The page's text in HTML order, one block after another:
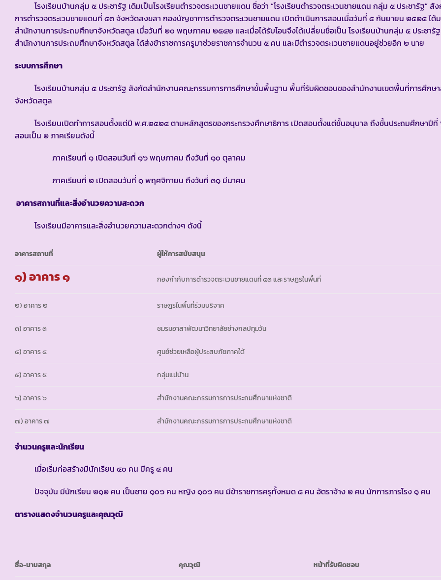
โรงเรียนบ้านกลุ่ม ๕ ประชารัฐ เดิมเป็นโรงเรียนตำรวจตระเวนชายแดน ชื่อว่า “โรงเรียนตำรวจตระเวนชายแดน กลุ่ม ๕ ประชารัฐ” สั
การตำรวจตระเวนชายแดนที่ ๔๓ จังหวัดสงขลา กองบัญชาการตำรวจตระเวนชายแดน เปิดดำเนินการสอนเมื่อวันที่ ๔ กันยายน ๒๕๒๔ ได้
สำนักงานการประถมศึกษาจังหวัดสตูล เมื่อวันที่ ๒๐ พฤษภาคม ๒๕๔๒ และเมื่อได้รับโอนจึงได้เปลี่ยนชื่อเป็น โรงเรียนบ้านกลุ่ม ๕ ประชารั
สำนักงานการประถมศึกษาจังหวัดสตูล ได้ส่งข้าราชการครูมาช่วยราชการจำนวน ๕ คน และมีตำรวจตระเวนชายแดนอยู่ช่วยอีก ๒ นาย
ระบบการศึกษา
โรงเรียนบ้านกลุ่ม ๕ ประชารัฐ สังกัดสำนักงานคณะกรรมการการศึกษาขั้นพื้นฐาน พื้นที่รับผิดชอบของสำนักงานเขตพื้นที่การศึกษ
จังหวัดสตูล
โรงเรียนเปิดทำการสอนตั้งแต่ปี พ.ศ.๒๕๒๔ ตามหลักสูตรของกระทรวงศึกษาธิการ เปิดสอนตั้งแต่ชั้นอนุบาล ถึงชั้นประถมศึกษาปีที่
สอนเป็น ๒ ภาคเรียนดังนี้
ภาคเรียนที่ ๑ เปิดสอนวันที่ ๑๖ พฤษภาคม ถึงวันที่ ๑๐ ตุลาคม
ภาคเรียนที่ ๒ เปิดสอนวันที่ ๑ พฤศจิกายน ถึงวันที่ ๓๑ มีนาคม
อาคารสถานที่และสิ่งอำนวยความสะดวก
โรงเรียนมีอาคารและสิ่งอำนวยความสะดวกต่างๆ ดังนี้
อาคารสถานที่ ผู้ให้การสนับสนุน
๑) อาคาร ๑ กองกำกับการตำรวจตระเวนชายแดนที่ ๔๓ และราษฎรในพื้นที่
๒) อาคาร ๒ ราษฎรในพื้นที่ร่วมบริจาค
๓) อาคาร ๓ ชมรมอาสาพัฒนาวิทยาลัยช่างกลปทุมวัน
๔) อาคาร ๔ ศูนย์ช่วยเหลือผู้ประสบภัยภาคใต้
๕) อาคาร ๕ กลุ่มแม่บ้าน
๖) อาคาร ๖ สำนักงานคณะกรรมการการประถมศึกษาแห่งชาติ
๗) อาคาร ๗ สำนักงานคณะกรรมการการประถมศึกษาแห่งชาติ
จำนวนครูและนักเรียน
เมื่อเริ่มก่อสร้างมีนักเรียน ๔๐ คน มีครู ๔ คน
ปัจจุบัน มีนักเรียน ๒๑๒ คน เป็นชาย ๑๐๖ คน หญิง ๑๐๖ คน มีข้าราชการครูทั้งหมด ๘ คน อัตราจ้าง ๒ คน นักการภารโรง ๑ คน
ตารางแสดงจำนวนครูและคุณวุฒิ
ชื่อ-นามสกุล คุณวุฒิ หน้าที่รับผิดชอบ